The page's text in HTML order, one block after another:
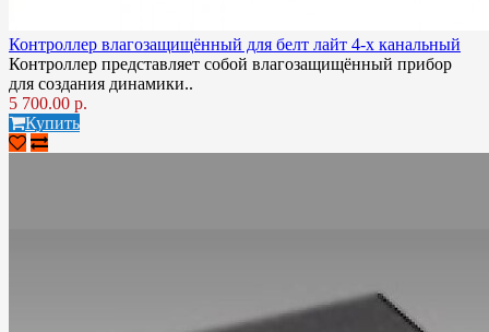
Контроллер влагозащищённый для белт лайт 4-х канальный
Контроллер представляет собой влагозащищённый прибор
для создания динамики..
5 700.00 р.
Купить